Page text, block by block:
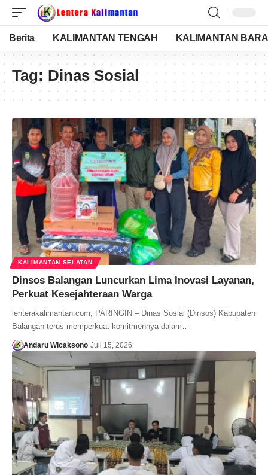
Berita KALIMANTAN TENGAH KALIMANTAN
Tag: Dinas Sosial
KALIMANTAN SELATAN
Dinsos Balangan Luncurkan Lima Inovasi Layanan,
Perkuat Kesejahteraan Warga
lenterakalimantan.com, PARINGIN – Dinas Sosial (Dinsos) Kabupaten
Balangan terus memperkuat komitmennya dalam…
Andaru Wicaksono Juli 15, 2026